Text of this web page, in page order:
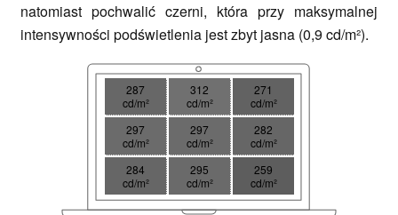
natomiast pochwalić czerni, która przy maksymalnej
intensywności podświetlenia jest zbyt jasna (0,9 cd/m²).
287
cd/m²
312
cd/m²
271
cd/m²
297
cd/m²
297
cd/m²
282
cd/m²
284
cd/m²
295
cd/m²
259
cd/m²